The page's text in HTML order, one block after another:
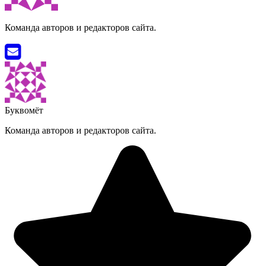
Команда авторов и редакторов сайта.
Буквомёт
Команда авторов и редакторов сайта.